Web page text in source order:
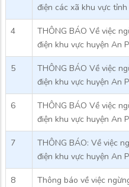
điện các xã khu vực
4
THÔNG BÁO Về việc
điện khu vực huyện An
5
THÔNG BÁO Về việc
điện khu vực huyện An
6
THÔNG BÁO Về việc
điện khu vực huyện An
7
THÔNG BÁO: Về việc
điện khu vực huyện An
8
Thông báo về việc